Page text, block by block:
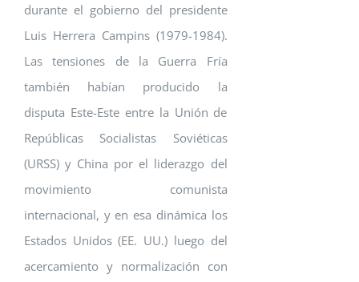
durante el gobierno del presidente
Luis Herrera Campins (1979-1984).
Las tensiones de la Guerra Fría
también habían producido la
disputa Este-Este entre la Unión de
Repúblicas Socialistas Soviéticas
(URSS) y China por el liderazgo del
movimiento comunista
internacional, y en esa dinámica los
Estados Unidos (EE. UU.) luego del
acercamiento y normalización con